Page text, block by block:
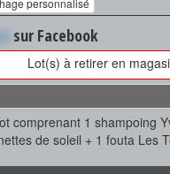
personnalisé
sur Facebook
Lot(s) à retirer en
comprenant 1 shampoing
de soleil + 1 fouta Les